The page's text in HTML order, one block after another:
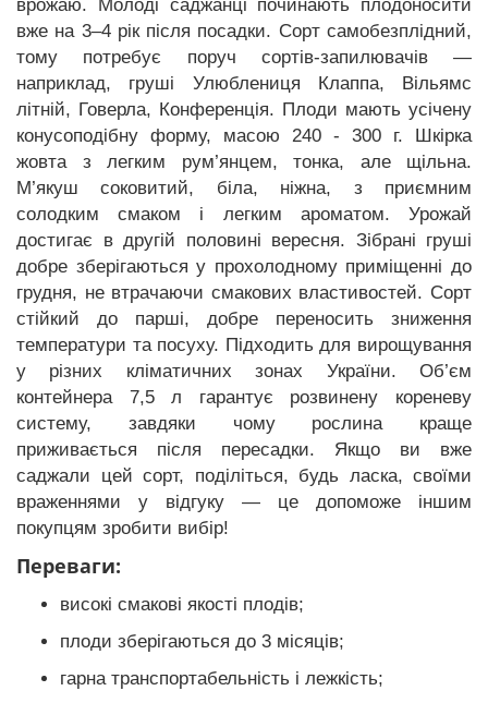
врожаю. Молоді саджанці починають плодоносити
вже на 3–4 рік після посадки. Сорт самобезплідний,
тому потребує поруч сортів-запилювачів —
наприклад, груші Улюблениця Клаппа, Вільямс
літній, Говерла, Конференція. Плоди мають усічену
конусоподібну форму, масою 240 - 300 г. Шкірка
жовта з легким рум’янцем, тонка, але щільна.
М’якуш соковитий, біла, ніжна, з приємним
солодким смаком і легким ароматом. Урожай
достигає в другій половині вересня. Зібрані груші
добре зберігаються у прохолодному приміщенні до
грудня, не втрачаючи смакових властивостей. Сорт
стійкий до парші, добре переносить зниження
температури та посуху. Підходить для вирощування
у різних кліматичних зонах України. Об’єм
контейнера 7,5 л гарантує розвинену кореневу
систему, завдяки чому рослина краще
приживається після пересадки. Якщо ви вже
саджали цей сорт, поділіться, будь ласка, своїми
враженнями у відгуку — це допоможе іншим
покупцям зробити вибір!
Переваги:
високі смакові якості плодів;
плоди зберігаються до 3 місяців;
гарна транспортабельність і лежкість;